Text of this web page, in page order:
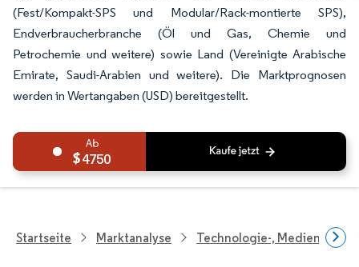
(Fest/Kompakt-SPS und Modular/Rack-montierte SPS),
Endverbraucherbranche (Öl und Gas, Chemie und
Petrochemie und weitere) sowie Land (Vereinigte Arabische
Emirate, Saudi-Arabien und weitere). Die Marktprognosen
werden in Wertangaben (USD) bereitgestellt.
4750
Startseite Marktanalyse Technologie-, Medien- Und